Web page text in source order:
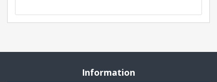
Information